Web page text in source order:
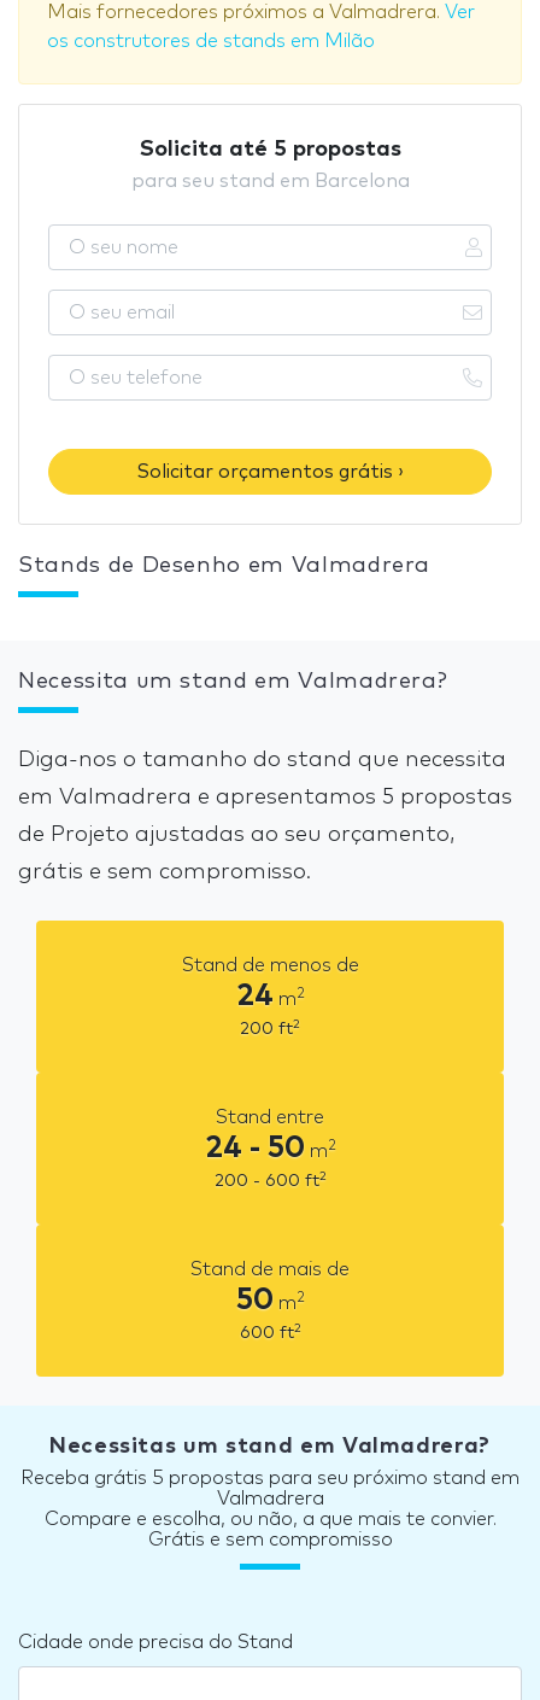
Mais fornecedores próximos a Valmadrera. Ver
os construtores de stands em Milão
Solicita até 5 propostas
para seu stand em Barcelona
Solicitar orçamentos grátis ›
Stands de Desenho em Valmadrera
Necessita um stand em Valmadrera?
Diga-nos o tamanho do stand que necessita
em Valmadrera e apresentamos 5 propostas
de Projeto ajustadas ao seu orçamento,
grátis e sem compromisso.
Stand de menos de
24 m2
200 ft2
Stand entre
24 - 50 m2
200 - 600 ft2
Stand de mais de
50 m2
600 ft2
Necessitas um stand em Valmadrera?
Receba grátis 5 propostas para seu próximo stand em
Valmadrera
Compare e escolha, ou não, a que mais te convier.
Grátis e sem compromisso
Cidade onde precisa do Stand